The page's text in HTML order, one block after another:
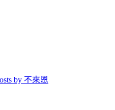
by 不來恩